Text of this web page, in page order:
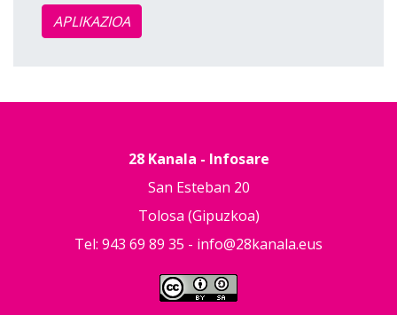
APLIKAZIOA
28 Kanala - Infosare
San Esteban 20
Tolosa (Gipuzkoa)
Tel: 943 69 89 35 - info@28kanala.eus